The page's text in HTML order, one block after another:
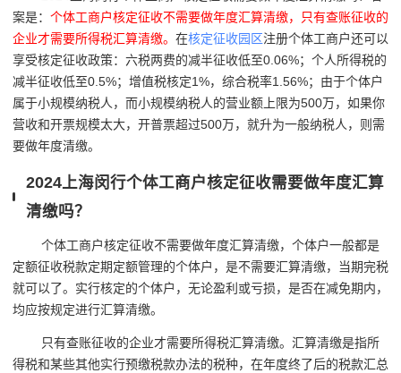
案是： 个体工商户核定征收不需要做年度汇算清缴，只有查账征收的
企业才需要所得税汇算清缴。 在核定征收园区注册个体工商户还可以
享受核定征收政策：六税两费的减半征收低至0.06%；个人所得税的
减半征收低至0.5%；增值税核定1%，综合税率1.56%；由于个体户
属于小规模纳税人，而小规模纳税人的营业额上限为500万，如果你
营收和开票规模太大，开普票超过500万，就升为一般纳税人，则需
要做年度清缴。
2024上海闵行个体工商户核定征收需要做年度汇算
清缴吗？
个体工商户核定征收不需要做年度汇算清缴，个体户一般都是
定额征收税款定期定额管理的个体户，是不需要汇算清缴，当期完税
就可以了。实行核定的个体户，无论盈利或亏损，是否在减免期内，
均应按规定进行汇算清缴。
只有查账征收的企业才需要所得税汇算清缴。汇算清缴是指所
得税和某些其他实行预缴税款办法的税种，在年度终了后的税款汇总